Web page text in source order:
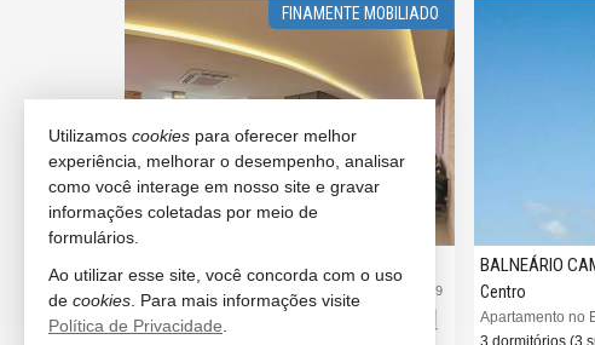
ANDAR - VISTA PARA O MAR ÓTIMA LOCALIZAÇÃO
#3.970
BALNEÁRIO CAMBORIÚ
Centro
Apartamento no Edifício Elegance Tower
Utilizamos cookies para oferecer melhor
experiência, melhorar o desempenho, analisar
como você interage em nosso site e gravar
informações coletadas por meio de
formulários.
Ao utilizar esse site, você concorda com o uso
de cookies . Para mais informações visite
Política de Privacidade